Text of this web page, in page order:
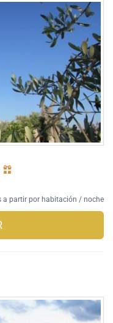
a partir por habitación / noche